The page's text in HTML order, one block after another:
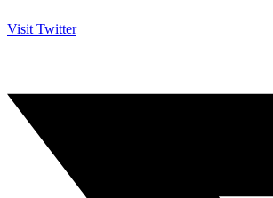
Visit Twitter